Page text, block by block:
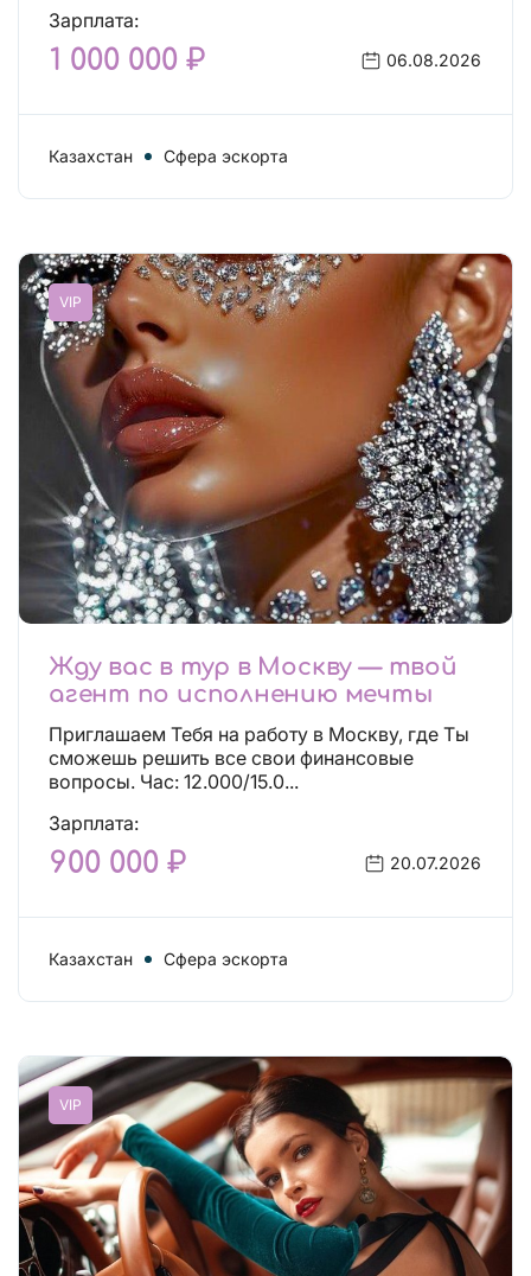
Зарплата:
1 000 000 ₽ 06.08.2026
Казахстан Сфера эскорта
VIP
Жду вас в тур в Москву — твой
агент по исполнению мечты
Приглашаем Тебя на работу в Москву, где Ты
сможешь решить все свои финансовые
вопросы. Час: 12.000/15.0...
Зарплата:
900 000 ₽ 20.07.2026
Казахстан Сфера эскорта
VIP